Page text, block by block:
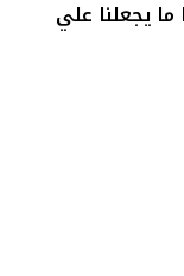
يجعلنا علي